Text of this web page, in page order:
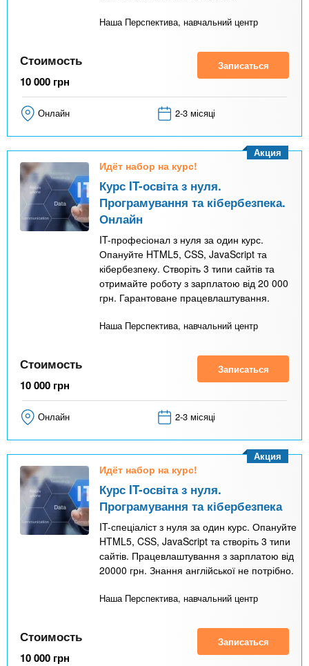
Наша Перспектива, навчальний центр
Стоимость
10 000 грн
Записаться
Онлайн 2-3 місяці
Идёт набор на курс!
Курс IT-освіта з нуля.
Програмування та кібербезпека.
Онлайн
IT-професіонал з нуля за один курс.
Опануйте HTML5, CSS, JavaScript та
кібербезпеку. Створіть 3 типи сайтів та
отримайте роботу з зарплатою від 20 000
грн. Гарантоване працевлаштування.
Наша Перспектива, навчальний центр
Акция
Стоимость
10 000 грн
Записаться
Онлайн 2-3 місяці
Идёт набор на курс!
Курс IT-освіта з нуля.
Програмування та кібербезпека
IT-спеціаліст з нуля за один курс. Опануйте
HTML5, CSS, JavaScript та створіть 3 типи
сайтів. Працевлаштування з зарплатою від
20000 грн. Знання англійської не потрібно.
Наша Перспектива, навчальний центр
Акция
Стоимость
10 000 грн
Записаться